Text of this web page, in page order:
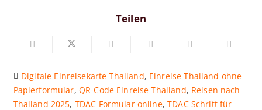
Teilen
Digitale Einreisekarte Thailand, Einreise Thailand ohne
Papierformular, QR-Code Einreise Thailand, Reisen nach
Thailand 2025, TDAC Formular online,TDAC Schritt für